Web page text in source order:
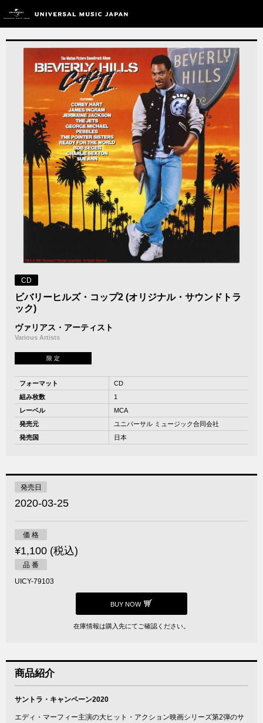
CD
ビバリーヒルズ・コップ2 (オリジナル・サウンドトラ
ック)
ヴァリアス・アーティスト
Various Artists
限 定
フォーマット
CD
組み枚数
1
レーベル
MCA
発売元
ユニバーサル ミュージック合同会社
発売国
日本
発売日
2020-03-25
価 格
¥1,100 (税込)
品 番
UICY-79103
BUY NOW
在庫情報は購入先にてご確認ください。
商品紹介
サントラ・キャンペーン2020
エディ・マーフィー主演の大ヒット・アクション映画シリーズ第2弾のサ